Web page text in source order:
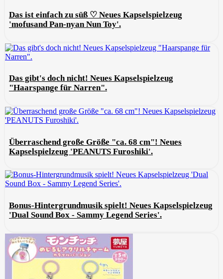
Das ist einfach zu süß ♡ Neues Kapselspielzeug
'mofusand Pan-nyan Nun Toy'.
Das gibt's doch nicht! Neues Kapselspielzeug
"Haarspange für Narren".
Überraschend große Größe "ca. 68 cm"! Neues
Kapselspielzeug 'PEANUTS Furoshiki'.
Bonus-Hintergrundmusik spielt! Neues Kapselspielzeug
'Dual Sound Box - Sammy Legend Series'.